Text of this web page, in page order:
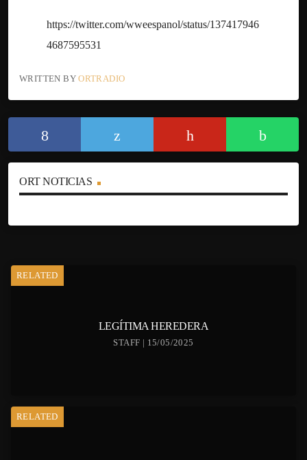
https://twitter.com/wweespanol/status/137417946
4687595531
WRITTEN BYORTRADIO
ORT NOTICIAS
RELATED
LEGÍTIMA HEREDERA
STAFF | 15/05/2025
RELATED